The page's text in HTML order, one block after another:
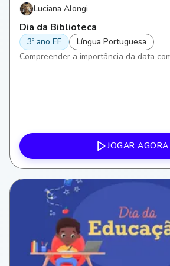
Luciana Alongi
Dia da Biblioteca
3º ano EF
Língua Portuguesa
Compreender a importância da data
JOGAR AGORA